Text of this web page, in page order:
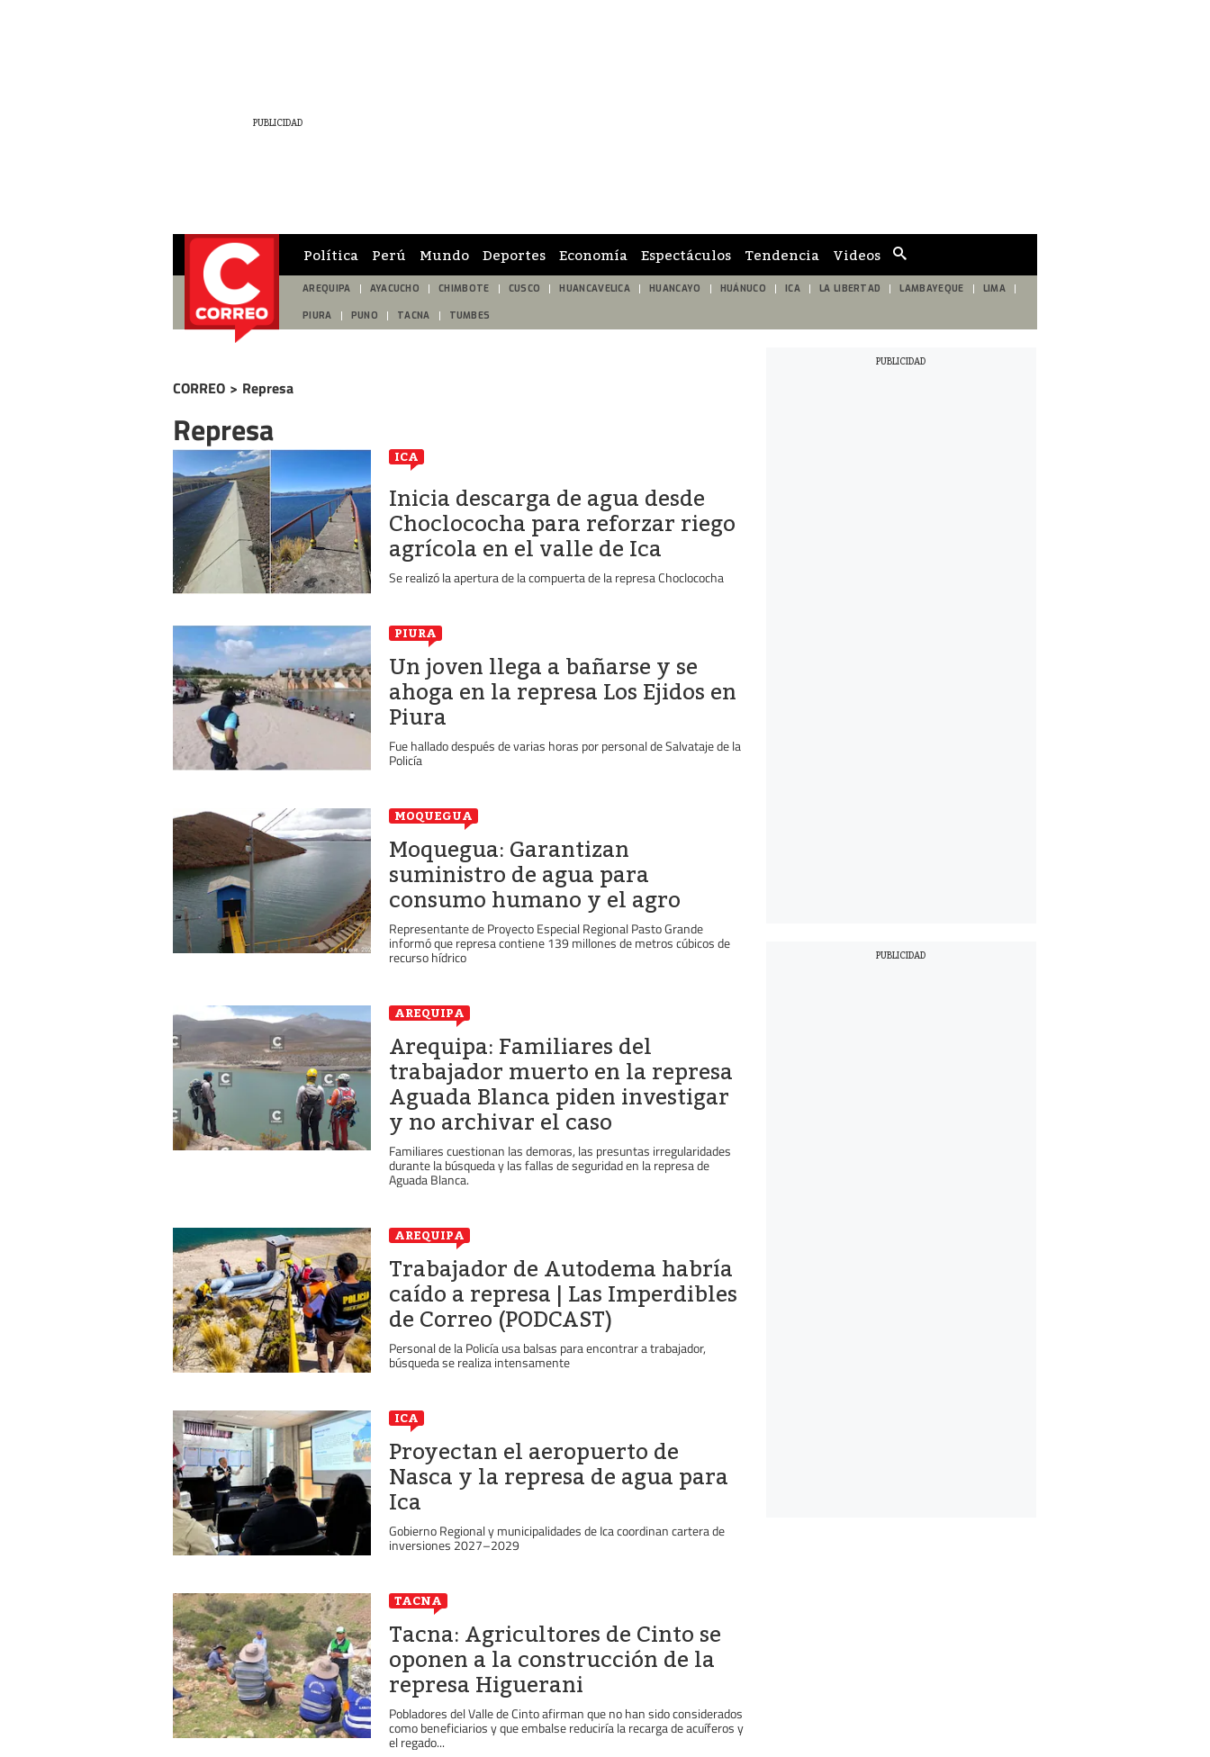
de
búsqueda
Política Perú Mundo Deportes Economía Espectáculos Tendencia Videos
AREQUIPA AYACUCHO CHIMBOTE CUSCO HUANCAVELICA HUANCAYO HUÁNUCO ICA LA LIBERTAD LAMBAYEQUE LIMA
PIURA PUNO TACNA TUMBES
CORREO > Represa
Represa
ICA
Inicia descarga de agua desde
Choclococha para reforzar riego
agrícola en el valle de Ica
Se realizó la apertura de la compuerta de la represa Choclococha
PIURA
Un joven llega a bañarse y se
ahoga en la represa Los Ejidos en
Piura
Fue hallado después de varias horas por personal de Salvataje de la
Policía
MOQUEGUA
Moquegua: Garantizan
suministro de agua para
consumo humano y el agro
Representante de Proyecto Especial Regional Pasto Grande
informó que represa contiene 139 millones de metros cúbicos de
recurso hídrico
AREQUIPA
Arequipa: Familiares del
trabajador muerto en la represa
Aguada Blanca piden investigar
y no archivar el caso
Familiares cuestionan las demoras, las presuntas irregularidades
durante la búsqueda y las fallas de seguridad en la represa de
Aguada Blanca.
AREQUIPA
Trabajador de Autodema habría
caído a represa | Las Imperdibles
de Correo (PODCAST)
Personal de la Policía usa balsas para encontrar a trabajador,
búsqueda se realiza intensamente
ICA
Proyectan el aeropuerto de
Nasca y la represa de agua para
Ica
Gobierno Regional y municipalidades de Ica coordinan cartera de
inversiones 2027–2029
TACNA
Tacna: Agricultores de Cinto se
oponen a la construcción de la
represa Higuerani
Pobladores del Valle de Cinto afirman que no han sido considerados
como beneficiarios y que embalse reduciría la recarga de acuíferos y
el regado...